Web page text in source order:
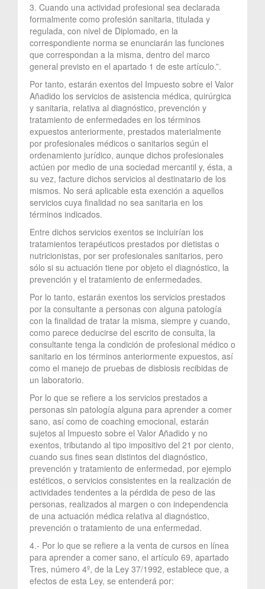
3. Cuando una actividad profesional sea declarada
formalmente como profesión sanitaria, titulada y
regulada, con nivel de Diplomado, en la
correspondiente norma se enunciarán las funciones
que correspondan a la misma, dentro del marco
general previsto en el apartado 1 de este artículo.”.
Por tanto, estarán exentos del Impuesto sobre el Valor
Añadido los servicios de asistencia médica, quirúrgica
y sanitaria, relativa al diagnóstico, prevención y
tratamiento de enfermedades en los términos
expuestos anteriormente, prestados materialmente
por profesionales médicos o sanitarios según el
ordenamiento jurídico, aunque dichos profesionales
actúen por medio de una sociedad mercantil y, ésta, a
su vez, facture dichos servicios al destinatario de los
mismos. No será aplicable esta exención a aquellos
servicios cuya finalidad no sea sanitaria en los
términos indicados.
Entre dichos servicios exentos se incluirían los
tratamientos terapéuticos prestados por dietistas o
nutricionistas, por ser profesionales sanitarios, pero
sólo si su actuación tiene por objeto el diagnóstico, la
prevención y el tratamiento de enfermedades.
Por lo tanto, estarán exentos los servicios prestados
por la consultante a personas con alguna patología
con la finalidad de tratar la misma, siempre y cuando,
como parece deducirse del escrito de consulta, la
consultante tenga la condición de profesional médico o
sanitario en los términos anteriormente expuestos, así
como el manejo de pruebas de disbiosis recibidas de
un laboratorio.
Por lo que se refiere a los servicios prestados a
personas sin patología alguna para aprender a comer
sano, así como de coaching emocional, estarán
sujetos al Impuesto sobre el Valor Añadido y no
exentos, tributando al tipo impositivo del 21 por ciento,
cuando sus fines sean distintos del diagnóstico,
prevención y tratamiento de enfermedad, por ejemplo
estéticos, o servicios consistentes en la realización de
actividades tendentes a la pérdida de peso de las
personas, realizados al margen o con independencia
de una actuación médica relativa al diagnóstico,
prevención o tratamiento de una enfermedad.
4.- Por lo que se refiere a la venta de cursos en línea
para aprender a comer sano, el artículo 69, apartado
Tres, número 4º, de la Ley 37/1992, establece que, a
efectos de esta Ley, se entenderá por: